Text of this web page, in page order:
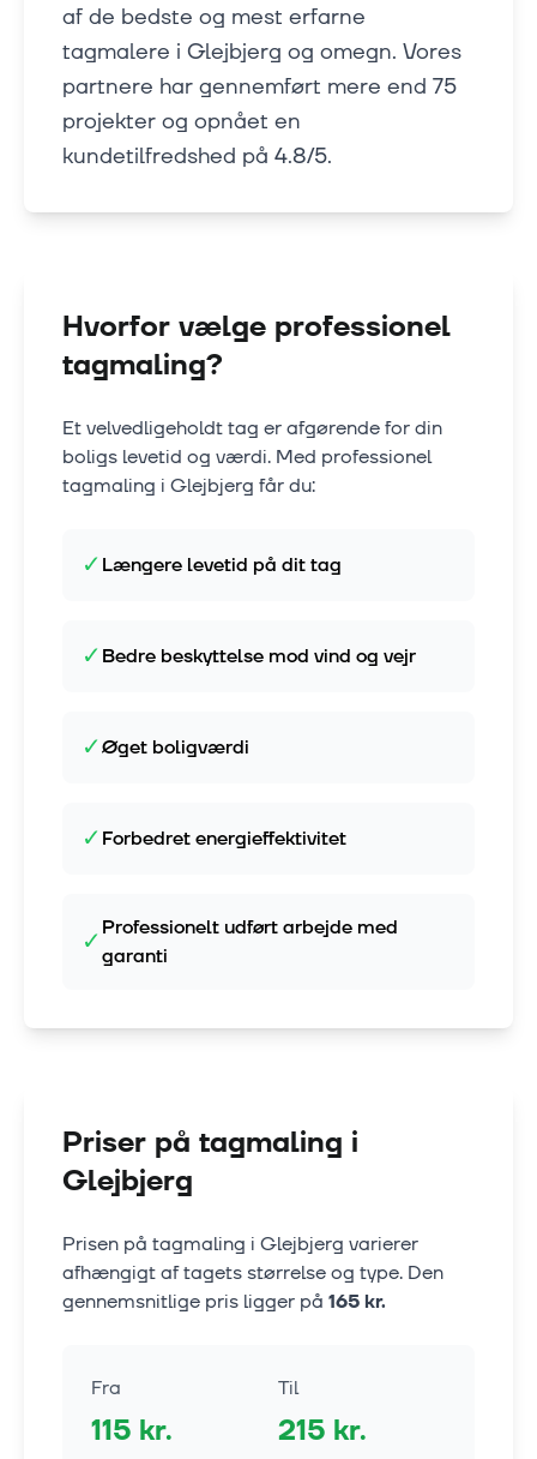
af de bedste og mest erfarne
tagmalere i Glejbjerg og omegn. Vores
partnere har gennemført mere end 75
projekter og opnået en
kundetilfredshed på 4.8/5.
Hvorfor vælge professionel
tagmaling?
Et velvedligeholdt tag er afgørende for din
boligs levetid og værdi. Med professionel
tagmaling i Glejbjerg får du:
✓Længere levetid på dit tag
✓Bedre beskyttelse mod vind og vejr
✓Øget boligværdi
✓Forbedret energieffektivitet
✓Professionelt udført arbejde med
garanti
Priser på tagmaling i
Glejbjerg
Prisen på tagmaling i Glejbjerg varierer
afhængigt af tagets størrelse og type. Den
gennemsnitlige pris ligger på 165kr.
Fra
115 kr.
Til
215 kr.